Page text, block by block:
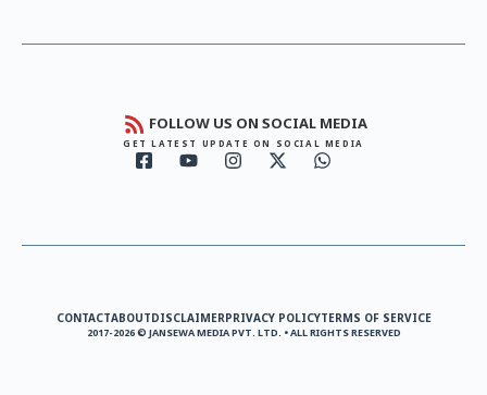
FOLLOW US ON SOCIAL MEDIA
GET LATEST UPDATE ON SOCIAL MEDIA
CONTACTABOUTDISCLAIMERPRIVACY POLICYTERMS OF SERVICE
2017-2026 © JANSEWA MEDIA PVT. LTD. • ALL RIGHTS RESERVED